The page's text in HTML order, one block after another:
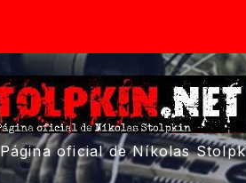
Página oficial de Níkolas